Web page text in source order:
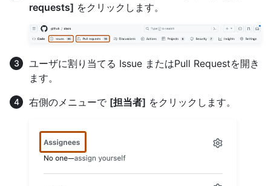
requests] をクリックします。
ユーザに割り当てる Issue またはPull Requestを開き
ます。
右側のメニューで [担当者] をクリックします。